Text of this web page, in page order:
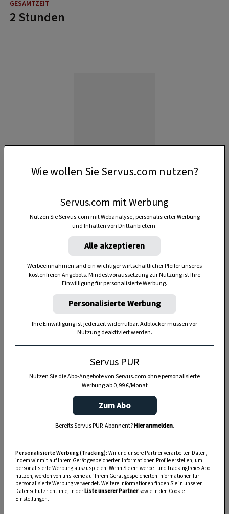
2 Stunden
Anzeige
Zutaten
Wie wollen Sie Servus.com nutzen?
Servus.com mit Werbung
Nutzen Sie Servus.com mit Webanalyse, personalisierter Werbung
und Inhalten von Drittanbietern.
Alle akzeptieren
Werbeeinnahmen sind ein wichtiger wirtschaftlicher Pfeiler unseres
kostenfreien Angebots. Mindestvoraussetzung zur Nutzung ist Ihre
Einwilligung für personalisierte Werbung.
Personalisierte Werbung
Ihre Einwilligung ist jederzeit widerrufbar. Adblocker müssen vor
Nutzung deaktiviert werden.
Servus PUR
Nutzen Sie die Abo-Angebote von Servus.com ohne personalisierte
Werbung ab 0,99 €/Monat
Zum Abo
Bereits Servus PUR-Abonnent?Hier anmelden.
Personalisierte Werbung (Tracking): Wir und unsere Partner verarbeiten Daten,
indem wir mit auf Ihrem Gerät gespeicherten Informationen Profile erstellen, um
personalisierte Werbung auszuspielen. Wenn Sie ein werbe– und trackingfreies Abo
nutzen, werden von uns keine auf Ihrem Gerät gespeicherten Informationen für
personalisierte Werbung verwendet. Weitere Informationen finden Sie in unserer
Datenschutzrichtlinie, in derListe unserer Partnersowie in den Cookie-
Einstellungen.